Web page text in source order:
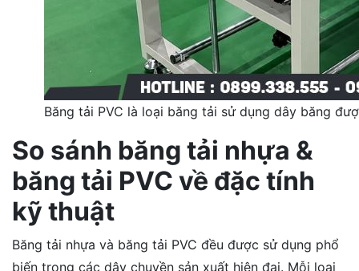
Băng tải PVC là loại băng tải sử dụng dây băng
So sánh băng tải nhựa &
băng tải PVC về đặc tính
kỹ thuật
Băng tải nhựa và băng tải PVC đều được sử dụng phổ
biến trong các dây chuyền sản xuất hiện đại. Mỗi loại